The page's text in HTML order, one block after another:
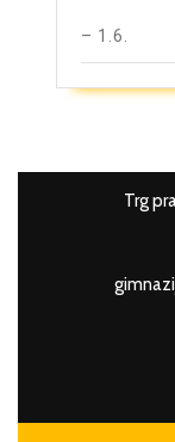
– 1.6.
Trg